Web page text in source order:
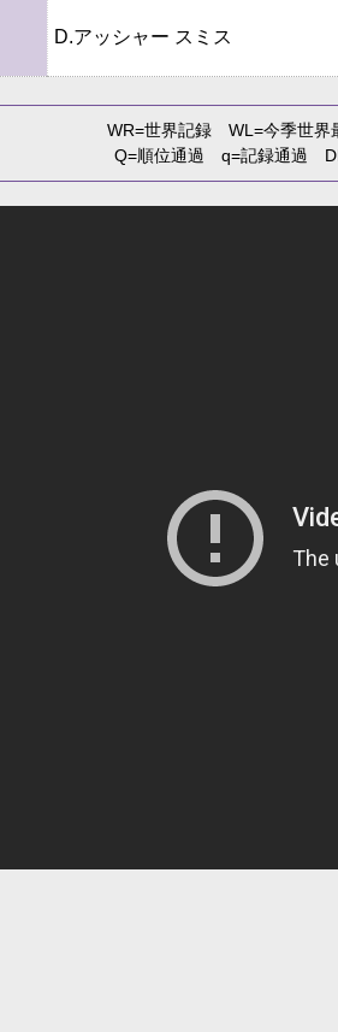
D.アッシャー スミス
WR=世界記録 WL=今季世
Q=順位通過 q=記録通過